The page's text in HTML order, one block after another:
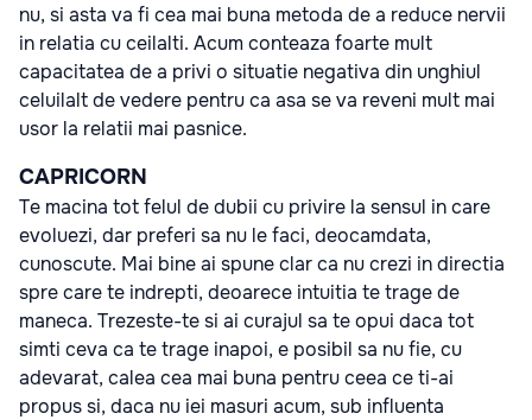
nu, si asta va fi cea mai buna metoda de a reduce nervii
in relatia cu ceilalti. Acum conteaza foarte mult
capacitatea de a privi o situatie negativa din unghiul
celuilalt de vedere pentru ca asa se va reveni mult mai
usor la relatii mai pasnice.
CAPRICORN
Te macina tot felul de dubii cu privire la sensul in care
evoluezi, dar preferi sa nu le faci, deocamdata,
cunoscute. Mai bine ai spune clar ca nu crezi in directia
spre care te indrepti, deoarece intuitia te trage de
maneca. Trezeste-te si ai curajul sa te opui daca tot
simti ceva ca te trage inapoi, e posibil sa nu fie, cu
adevarat, calea cea mai buna pentru ceea ce ti-ai
propus si, daca nu iei masuri acum, sub influenta